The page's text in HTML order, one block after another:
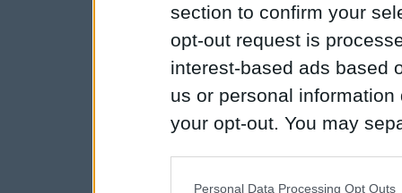
section to confirm your
opt-out request is
interest-based ads based
us or personal
your opt-out. You may
Personal Data Processing Opt Outs